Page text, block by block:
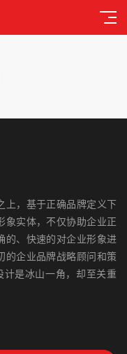
上，基于正确品牌定义下
象实体，不仅协助企业正
的、快速的对企业形象进
的企业品牌战略顾问和策
是冰山一角，却至关重